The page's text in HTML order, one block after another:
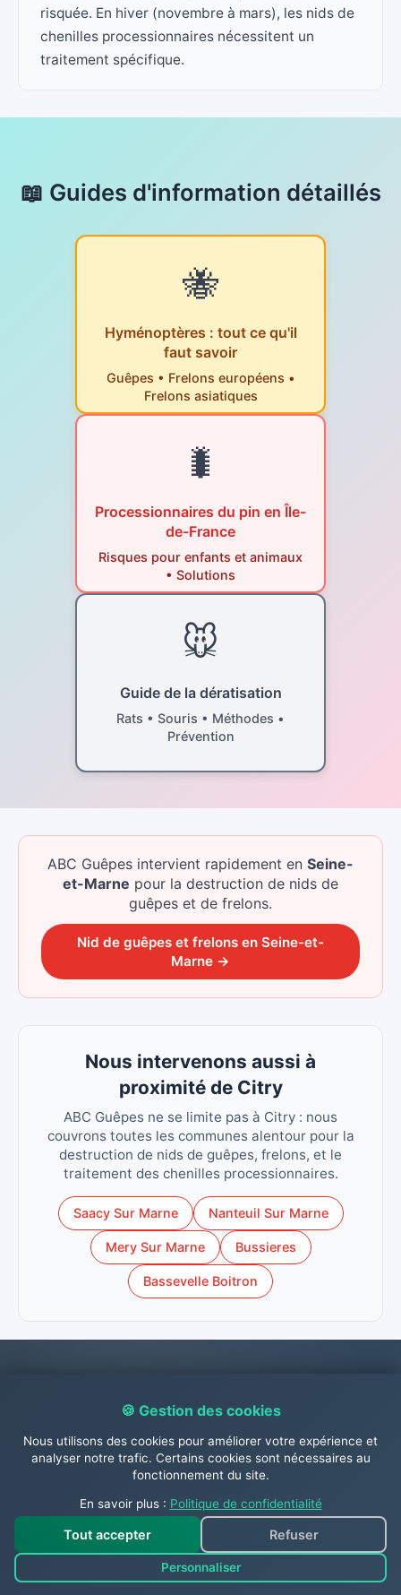
risquée. En hiver (novembre à mars), les nids de
chenilles processionnaires nécessitent un
traitement spécifique.
📖 Guides d'information détaillés
🐝
Hyménoptères : tout ce qu'il
faut savoir
Guêpes • Frelons européens •
Frelons asiatiques
🐛
Processionnaires du pin en Île-
de-France
Risques pour enfants et animaux
• Solutions
🐭
Guide de la dératisation
Rats • Souris • Méthodes •
Prévention
ABC Guêpes intervient rapidement en Seine-
et-Marne pour la destruction de nids de
guêpes et de frelons.
Nid de guêpes et frelons en Seine-et-
Marne →
Nous intervenons aussi à
proximité de Citry
ABC Guêpes ne se limite pas à Citry : nous
couvrons toutes les communes alentour pour la
destruction de nids de guêpes, frelons, et le
traitement des chenilles processionnaires.
Saacy Sur Marne Nanteuil Sur Marne
Mery Sur Marne Bussieres
Bassevelle Boitron
Contactez-nous dès
maintenant !
N'hésitez pas à nous contacter dès à présent par
téléphone au
06.31.26.63.84 , par WhatsApp 📱
par mail à contact@abc-guepes.com ou via
notre page contact en cliquant ici pour
🍪 Gestion des cookies
Nous utilisons des cookies pour améliorer votre expérience et
analyser notre trafic. Certains cookies sont nécessaires au
fonctionnement du site.
En savoir plus : Politique de confidentialité
Tout accepter
Personnaliser
Refuser